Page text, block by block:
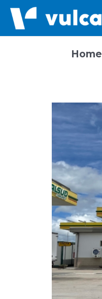
Vai
Home